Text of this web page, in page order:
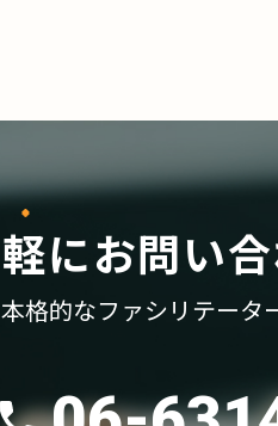
にお問い
本格的なファシリテータ